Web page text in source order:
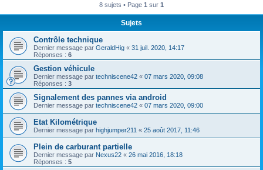
8 sujets • Page 1 sur 1
Sujets
Contrôle technique
Dernier message par GeraldHig « 31 juil. 2020, 14:17
Réponses : 6
Gestion véhicule
Dernier message par techniscene42 « 07 mars 2020, 09:08
Réponses : 3
Signalement des pannes via android
Dernier message par techniscene42 « 07 mars 2020, 09:00
Etat Kilométrique
Dernier message par highjumper211 « 25 août 2017, 11:46
Plein de carburant partielle
Dernier message par Nexus22 « 26 mai 2016, 18:18
Réponses : 5